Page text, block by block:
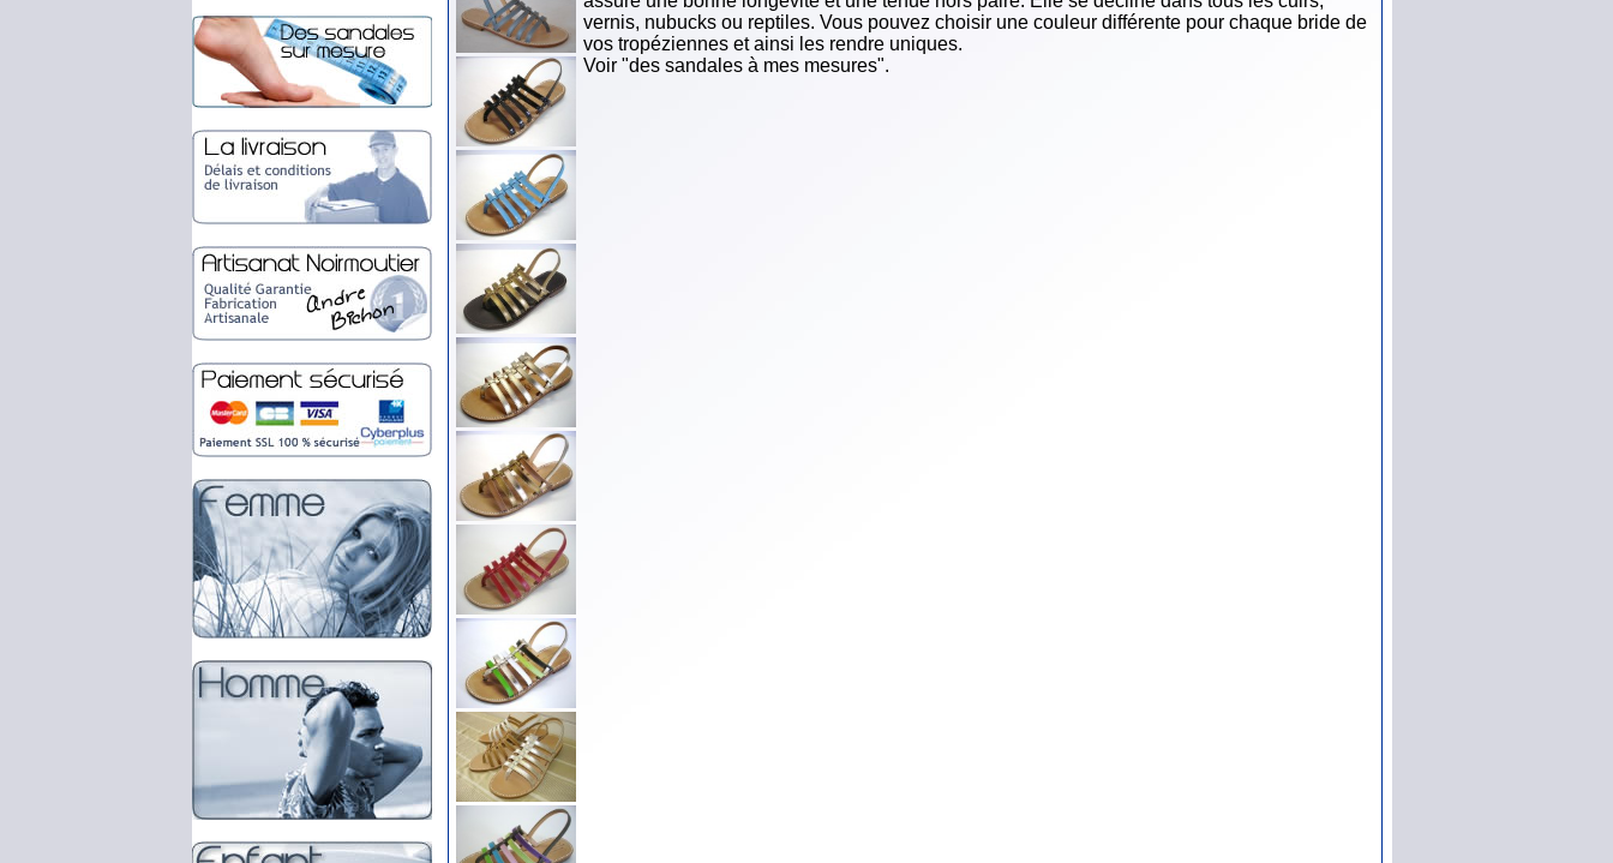
vernis, nubucks ou reptiles. Vous pouvez choisir une couleur différente pour chaque bride de
vos tropéziennes et ainsi les rendre uniques.
Voir "des sandales à mes mesures".